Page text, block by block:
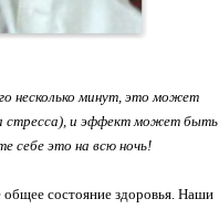
несколько минут, это может
стресса), и эффект может быть
себе это на всю ночь!
состояние здоровья. Наши